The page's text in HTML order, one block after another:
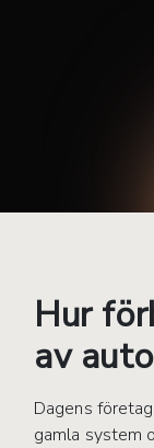
Hur
av
Dagens
gamla system